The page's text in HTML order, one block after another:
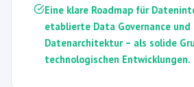
Eine klare Roadmap für
etablierte Data Governance und
Datenarchitektur – als solide
technologischen Entwicklungen.